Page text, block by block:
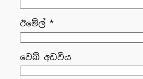
ඊමේල් *
වෙබ් අඩවිය